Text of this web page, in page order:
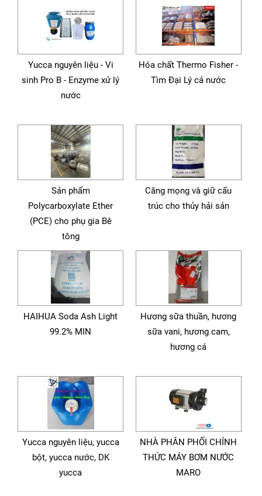
Yucca nguyên liệu - Vi
sinh Pro B - Enzyme xử lý
nước
Hóa chất Thermo Fisher -
Tìm Đại Lý cả nước
Sản phẩm
Polycarboxylate Ether
(PCE) cho phụ gia Bê
tông
Căng mọng và giữ cấu
trúc cho thủy hải sản
HAIHUA Soda Ash Light
99.2% MIN
Hương sữa thuần, hương
sữa vani, hương cam,
hương cá
Yucca nguyên liệu, yucca
bột, yucca nước, DK
yucca
NHÀ PHÂN PHỐI CHÍNH
THỨC MÁY BƠM NƯỚC
MARO